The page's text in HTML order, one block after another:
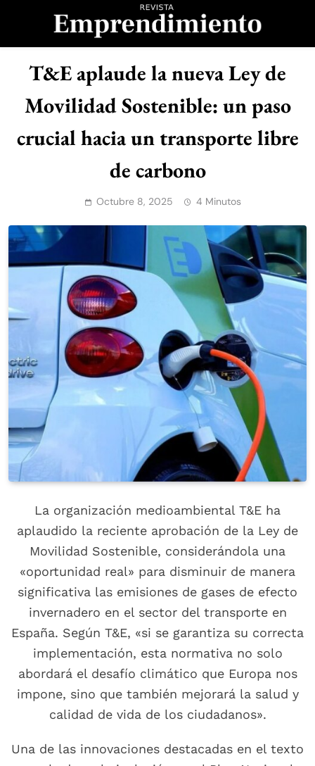
Revista
Emprendimiento
T&E aplaude la nueva Ley de
Movilidad Sostenible: un paso
crucial hacia un transporte libre
de carbono
Octubre 8, 2025 4 Minutos
La organización medioambiental T&E ha
aplaudido la reciente aprobación de la Ley de
Movilidad Sostenible, considerándola una
«oportunidad real» para disminuir de manera
significativa las emisiones de gases de efecto
invernadero en el sector del transporte en
España. Según T&E, «si se garantiza su correcta
implementación, esta normativa no solo
abordará el desafío climático que Europa nos
impone, sino que también mejorará la salud y
calidad de vida de los ciudadanos».
Una de las innovaciones destacadas en el texto